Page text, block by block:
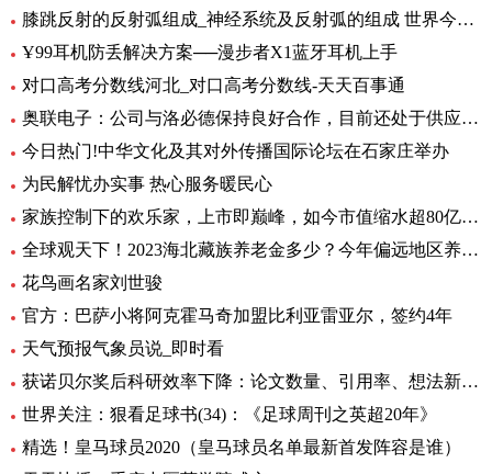
膝跳反射的反射弧组成_神经系统及反射弧的组成 世界今日讯
Ұ99耳机防丢解决方案──漫步者X1蓝牙耳机上手
对口高考分数线河北_对口高考分数线-天天百事通
奥联电子：公司与洛必德保持良好合作，目前还处于供应部分零部件阶段，对公司业绩影响不大_短讯
今日热门!中华文化及其对外传播国际论坛在石家庄举办
为民解忧办实事 热心服务暖民心
家族控制下的欢乐家，上市即巅峰，如今市值缩水超80亿元|世界今头条
全球观天下！2023海北藏族养老金多少？今年偏远地区养老金如何调整？
花鸟画名家刘世骏
官方：巴萨小将阿克霍马奇加盟比利亚雷亚尔，签约4年
天气预报气象员说_即时看
获诺贝尔奖后科研效率下降：论文数量、引用率、想法新颖程度都下降_世界实时
世界关注：狠看足球书(34)：《足球周刊之英超20年》
精选！皇马球员2020（皇马球员名单最新首发阵容是谁）